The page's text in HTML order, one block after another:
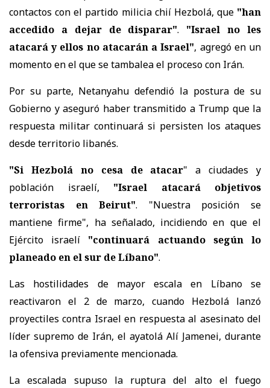
contactos con el partido milicia chií Hezbolá, que "han
accedido a dejar de disparar". "Israel no les
atacará y ellos no atacarán a Israel", agregó en un
momento en el que se tambalea el proceso con Irán.
Por su parte, Netanyahu defendió la postura de su
Gobierno y aseguró haber transmitido a Trump que la
respuesta militar continuará si persisten los ataques
desde territorio libanés.
"Si Hezbolá no cesa de atacar" a ciudades y
población israelí, "Israel atacará objetivos
terroristas en Beirut". "Nuestra posición se
mantiene firme", ha señalado, incidiendo en que el
Ejército israelí "continuará actuando según lo
planeado en el sur de Líbano".
Las hostilidades de mayor escala en Líbano se
reactivaron el 2 de marzo, cuando Hezbolá lanzó
proyectiles contra Israel en respuesta al asesinato del
líder supremo de Irán, el ayatolá Alí Jamenei, durante
la ofensiva previamente mencionada.
La escalada supuso la ruptura del alto el fuego